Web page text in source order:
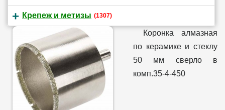
Крепеж и метизы (1307)
Коронка алмазная
по керамике и стеклу
50 мм сверло в
комп.35-4-450